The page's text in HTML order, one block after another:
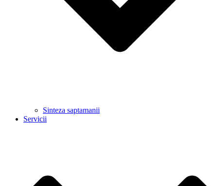
Sinteza saptamanii
Servicii